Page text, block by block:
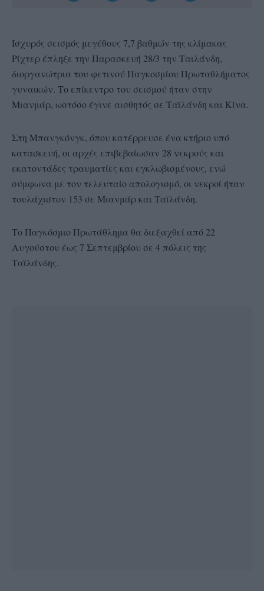
Ισχυρός σεισμός μεγέθους 7,7 βαθμών της κλίμακας
Ρίχτερ έπληξε την Παρασκευή 28/3 την Ταιλάνδη,
διοργανώτρια του φετινού Παγκοσμίου Πρωταθλήματος
γυναικών. Το επίκεντρο του σεισμού ήταν στην
Μιανμάρ, ωστόσο έγινε αισθητός σε Ταϊλάνδη και Κίνα.
Στη Μπανγκόνγκ, όπου κατέρρευσε ένα κτήριο υπό
κατασκευή, οι αρχές επιβεβαίωσαν 28 νεκρούς και
εκατοντάδες τραυματίες και εγκλωβισμένους, ενώ
σύμφωνα με τον τελευταίο απολογισμό, οι νεκροί ήταν
τουλάχιστον 153 σε Μιανμάρ και Ταϊλάνδη.
Το Παγκόσμιο Πρωτάθλημα θα διεξαχθεί από 22
Αυγούστου έως 7 Σεπτεμβρίου σε 4 πόλεις της
Ταϊλάνδης.